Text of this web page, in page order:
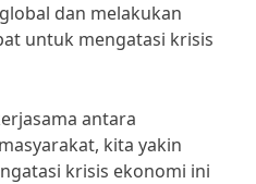
dan melakukan
untuk mengatasi krisis
antara
kita yakin
krisis ekonomi ini